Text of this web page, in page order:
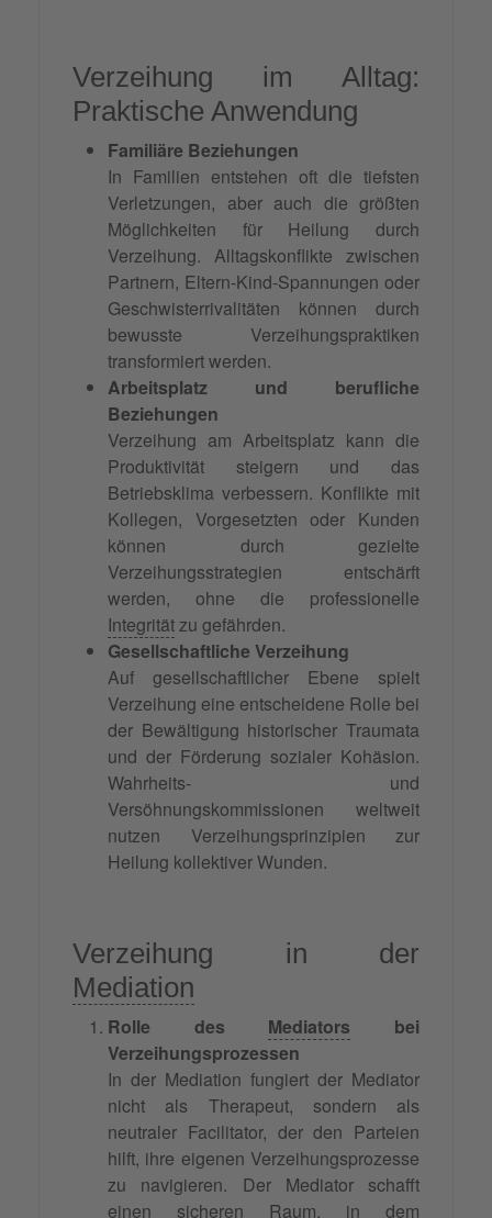
Verzeihung im Alltag:
Praktische Anwendung
Familiäre Beziehungen
In Familien entstehen oft die tiefsten
Verletzungen, aber auch die größten
Möglichkeiten für Heilung durch
Verzeihung. Alltagskonflikte zwischen
Partnern, Eltern-Kind-Spannungen oder
Geschwisterrivalitäten können durch
bewusste Verzeihungspraktiken
transformiert werden.
Arbeitsplatz und berufliche
Beziehungen
Verzeihung am Arbeitsplatz kann die
Produktivität steigern und das
Betriebsklima verbessern. Konflikte mit
Kollegen, Vorgesetzten oder Kunden
können durch gezielte
Verzeihungsstrategien entschärft
werden, ohne die professionelle
Integritätzu gefährden.
Gesellschaftliche Verzeihung
Auf gesellschaftlicher Ebene spielt
Verzeihung eine entscheidene Rolle bei
der Bewältigung historischer Traumata
und der Förderung sozialer Kohäsion.
Wahrheits- und
Versöhnungskommissionen weltweit
nutzen Verzeihungsprinzipien zur
Heilung kollektiver Wunden.
Verzeihung in der
Mediation
Rolle des Mediators bei
Verzeihungsprozessen
In der Mediation fungiert der Mediator
nicht als Therapeut, sondern als
neutraler Facilitator, der den Parteien
hilft, ihre eigenen Verzeihungsprozesse
zu navigieren. Der Mediator schafft
einen sicheren Raum, in dem